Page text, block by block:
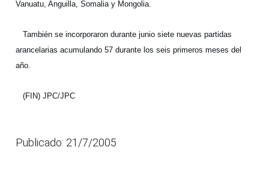
Vanuatu, Anguilla, Somalia y Mongolia.
También se incorporaron durante junio siete nuevas partidas
arancelarias acumulando 57 durante los seis primeros meses del
año.
(FIN) JPC/JPC
Publicado: 21/7/2005